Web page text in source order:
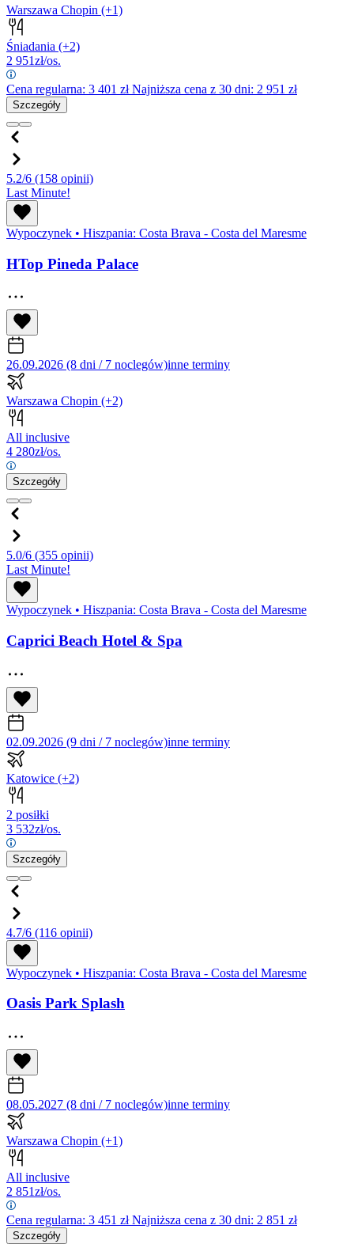
Warszawa Chopin (+1)
Śniadania (+2)
2 951zł/os.
Cena regularna: 3 401 złNajniższa cena z 30 dni: 2 951 zł
Szczegóły
5.2/6 (158 opinii)
Last Minute!
Wypoczynek • Hiszpania: Costa Brava - Costa del Maresme
HTop Pineda Palace
26.09.2026 (8 dni / 7 noclegów)inne terminy
Warszawa Chopin (+2)
All inclusive
4 280zł/os.
Szczegóły
5.0/6 (355 opinii)
Last Minute!
Wypoczynek • Hiszpania: Costa Brava - Costa del Maresme
Caprici Beach Hotel & Spa
02.09.2026 (9 dni / 7 noclegów)inne terminy
Katowice (+2)
2 posiłki
3 532zł/os.
Szczegóły
4.7/6 (116 opinii)
Wypoczynek • Hiszpania: Costa Brava - Costa del Maresme
Oasis Park Splash
08.05.2027 (8 dni / 7 noclegów)inne terminy
Warszawa Chopin (+1)
All inclusive
2 851zł/os.
Cena regularna: 3 451 złNajniższa cena z 30 dni: 2 851 zł
Szczegóły